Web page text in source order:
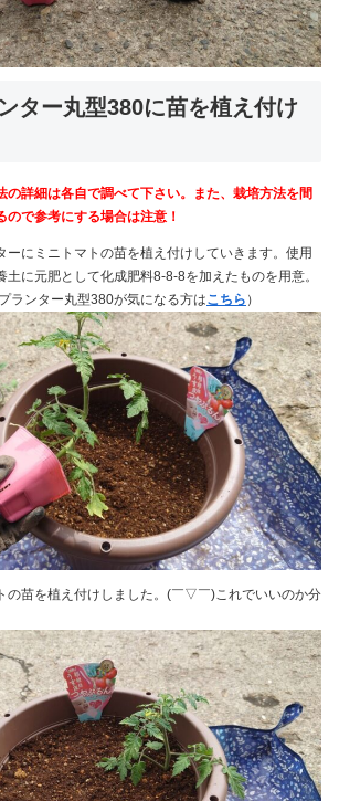
ター丸型380に苗を植え付け
詳細は各自で調べて下さい。また、栽培方法を間
で参考にする場合は注意！
ーにミニトマトの苗を植え付けしていきます。使用
土に元肥として化成肥料8-8-8を加えたものを用意。
ランター丸型380が気になる方はこちら ）
の苗を植え付けしました。(￣▽￣)これでいいのか分